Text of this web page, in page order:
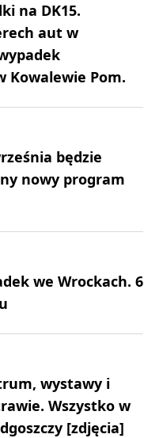
na DK15.
aut w
Kowalewie Pom.
będzie
nowy program
we Wrockach. 6
wystawy i
Wszystko w
[zdjęcia]